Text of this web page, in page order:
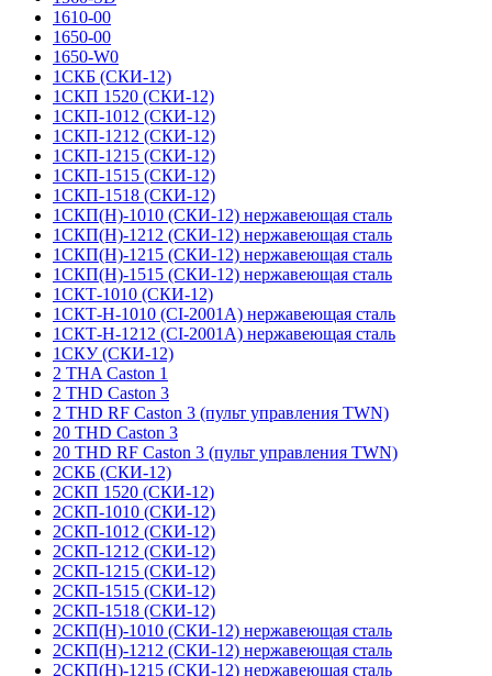
1610-00
1650-00
1650-W0
1СКБ (СКИ-12)
1СКП 1520 (СКИ-12)
1СКП-1012 (СКИ-12)
1СКП-1212 (СКИ-12)
1СКП-1215 (СКИ-12)
1СКП-1515 (СКИ-12)
1СКП-1518 (СКИ-12)
1СКП(Н)-1010 (СКИ-12) нержавеющая сталь
1СКП(Н)-1212 (СКИ-12) нержавеющая сталь
1СКП(Н)-1215 (СКИ-12) нержавеющая сталь
1СКП(Н)-1515 (СКИ-12) нержавеющая сталь
1СКТ-1010 (СКИ-12)
1СКТ-Н-1010 (CI-2001A) нержавеющая сталь
1СКТ-Н-1212 (CI-2001A) нержавеющая сталь
1СКУ (СКИ-12)
2 THA Caston 1
2 THD Caston 3
2 THD RF Caston 3 (пульт управления TWN)
20 THD Caston 3
20 THD RF Caston 3 (пульт управления TWN)
2СКБ (СКИ-12)
2СКП 1520 (СКИ-12)
2СКП-1010 (СКИ-12)
2СКП-1012 (СКИ-12)
2СКП-1212 (СКИ-12)
2СКП-1215 (СКИ-12)
2СКП-1515 (СКИ-12)
2СКП-1518 (СКИ-12)
2СКП(Н)-1010 (СКИ-12) нержавеющая сталь
2СКП(Н)-1212 (СКИ-12) нержавеющая сталь
2СКП(Н)-1215 (СКИ-12) нержавеющая сталь